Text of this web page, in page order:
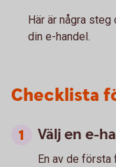
Här är några steg
din e-handel.
Checklista
Välj en e-
En av de första